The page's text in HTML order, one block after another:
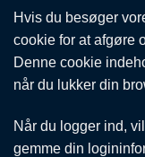
Hvis du besøger
cookie for at afgøre
Denne cookie
når du lukker din
Når du logger ind,
gemme din